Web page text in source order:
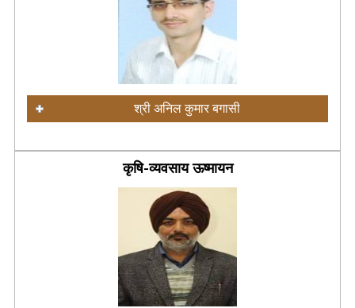
श्री अनिल कुमार बगासी
कृषि-व्यवसाय ऊष्मायन